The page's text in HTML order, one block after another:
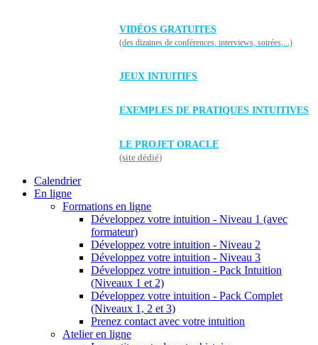
VIDÉOS GRATUITES
(des dizaines de conférences, interviews, soirées,...)
JEUX INTUITIFS
EXEMPLES DE PRATIQUES INTUITIVES
LE PROJET ORACLE
(site dédié)
Calendrier
En ligne
Formations en ligne
Développez votre intuition - Niveau 1 (avec
formateur)
Développez votre intuition - Niveau 2
Développez votre intuition - Niveau 3
Développez votre intuition - Pack Intuition
(Niveaux 1 et 2)
Développez votre intuition - Pack Complet
(Niveaux 1, 2 et 3)
Prenez contact avec votre intuition
Atelier en ligne